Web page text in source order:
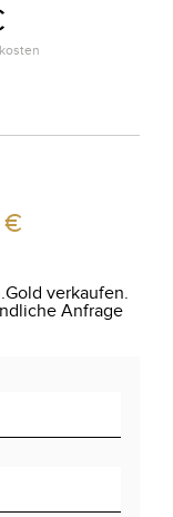
€
verkaufen.
Anfrage